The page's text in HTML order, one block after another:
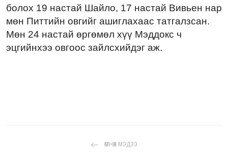
болох 19 настай Шайло, 17 настай Вивьен нар
мөн Питтийн овгийг ашиглахаас татгалзсан.
Мөн 24 настай өргөмөл хүү Мэддокс ч
эцгийнхээ овгоос зайлсхийдэг аж.
ӨМНӨХ МЭДЭЭ